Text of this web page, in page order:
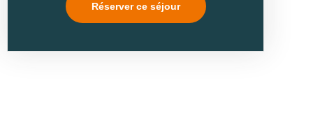
Réserver ce séjour